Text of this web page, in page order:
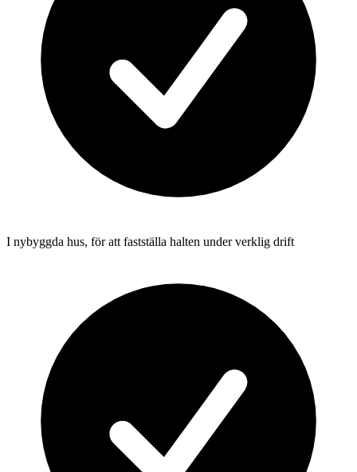
I nybyggda hus, för att fastställa halten under verklig drift